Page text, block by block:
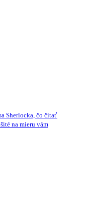
Sherlocka, čo čítať
na mieru vám